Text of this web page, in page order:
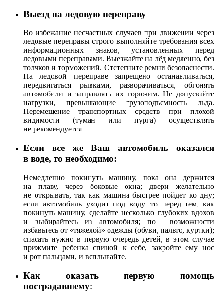
Выезд на ледовую переправу
Во избежание несчастных случаев при движении через
ледовые переправы строго выполняйте требования всех
информационных знаков, установленных перед
ледовыми переправами. Выезжайте на лёд медленно, без
толчков и торможений. Отстегните ремни безопасности.
На ледовой переправе запрещено останавливаться,
передвигаться рывками, разворачиваться, обгонять
автомобили и заправлять их горючим. Не допускайте
нагрузки, превышающие грузоподъемность льда.
Перемещение транспортных средств при плохой
видимости (туман или пурга) осуществлять
не рекомендуется.
Если все же Ваш автомобиль оказался
в воде, то необходимо:
Немедленно покинуть машину, пока она держится
на плаву, через боковые окна; двери желательно
не открывать, так как машина быстрее пойдет ко дну;
если автомобиль уходит под воду, то перед тем, как
покинуть машину, сделайте несколько глубоких вдохов
и выбирайтесь из автомобиля; по возможности
избавьтесь от «тяжелой» одежды (обуви, пальто, куртки);
спасать нужно в первую очередь детей, в этом случае
прижмите ребенка спиной к себе, закройте ему нос
и рот пальцами, и всплывайте.
Как оказать первую помощь
пострадавшему: